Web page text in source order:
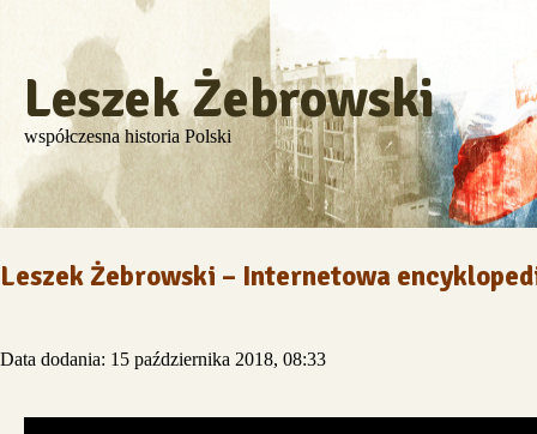
Leszek Żebrowski
współczesna historia Polski
Leszek Żebrowski – Internetowa
Data dodania: 15 października 2018, 08:33